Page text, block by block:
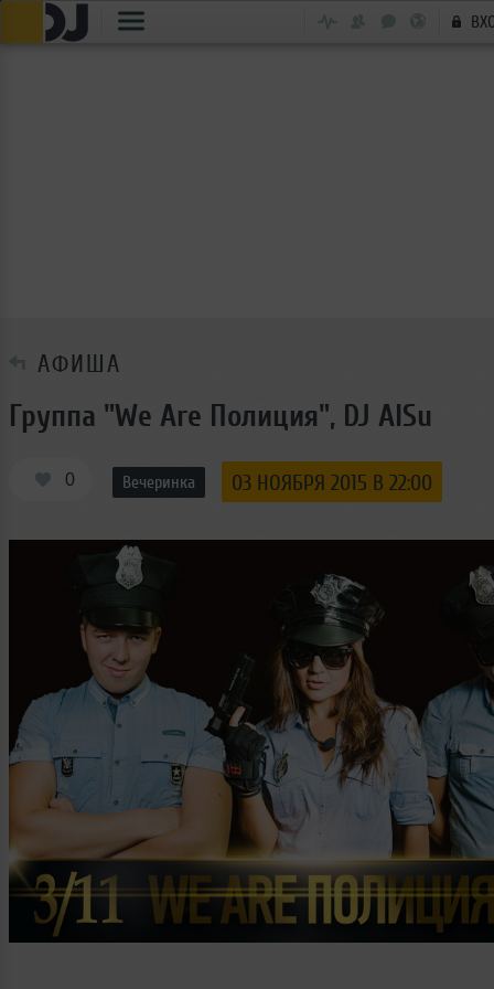
АФИША
Группа "We Are Полиция", DJ AlSu
0 Вечеринка 03 НОЯБРЯ 2015 В 22:00